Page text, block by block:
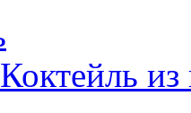
Коктейль из